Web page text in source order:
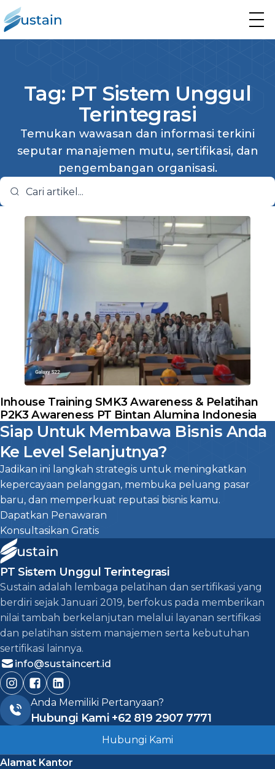
Tag: PT Sistem Unggul
Terintegrasi
Temukan wawasan dan informasi terkini
seputar manajemen mutu, sertifikasi, dan
pengembangan organisasi.
Inhouse Training SMK3 Awareness & Pelatihan
P2K3 Awareness PT Bintan Alumina Indonesia
Siap Untuk Membawa Bisnis Anda
Ke Level Selanjutnya?
Jadikan ini langkah strategis untuk meningkatkan
kepercayaan pelanggan, membuka peluang pasar
baru, dan memperkuat reputasi bisnis kamu.
Dapatkan Penawaran
Konsultasikan Gratis
PT Sistem Unggul Terintegrasi
Sustain adalah lembaga pelatihan dan sertifikasi yang
berdiri sejak Januari 2019, berfokus pada memberikan
nilai tambah berkelanjutan melalui layanan sertifikasi
dan pelatihan sistem manajemen serta kebutuhan
sertifikasi lainnya.
info@sustaincert.id
Anda Memiliki Pertanyaan?
Hubungi Kami +62 819 2907 7771
Hubungi Kami
Alamat Kantor